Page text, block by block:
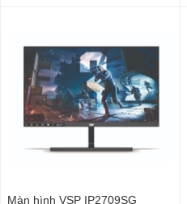
Màn hình VSP IP2709SG